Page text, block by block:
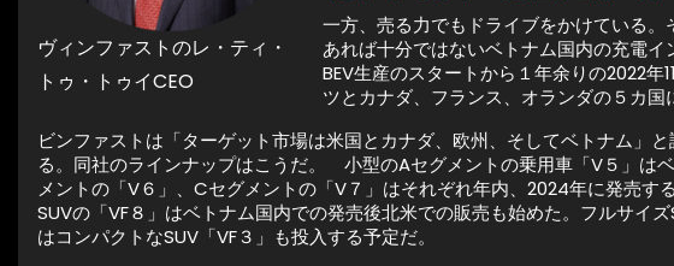
ヴィンファストのレ・ティ・
トゥ・トゥイCEO
一方、売る力でもドライブをかけている
あれば十分ではないベトナム国内の充電
BEV生産のスタートから１年余りの2022
ツとカナダ、フランス、オランダの５カ国
ビンファストは「ターゲット市場は米国とカナダ、欧州、そしてベトナム」
る。同社のラインナップはこうだ。 小型のAセグメントの乗用車「V５」は
メントの「V６」、Cセグメントの「V７」はそれぞれ年内、2024年に発売す
SUVの「VF８」はベトナム国内での発売後北米での販売も始めた。フルサイ
はコンパクトなSUV「VF３」も投入する予定だ。